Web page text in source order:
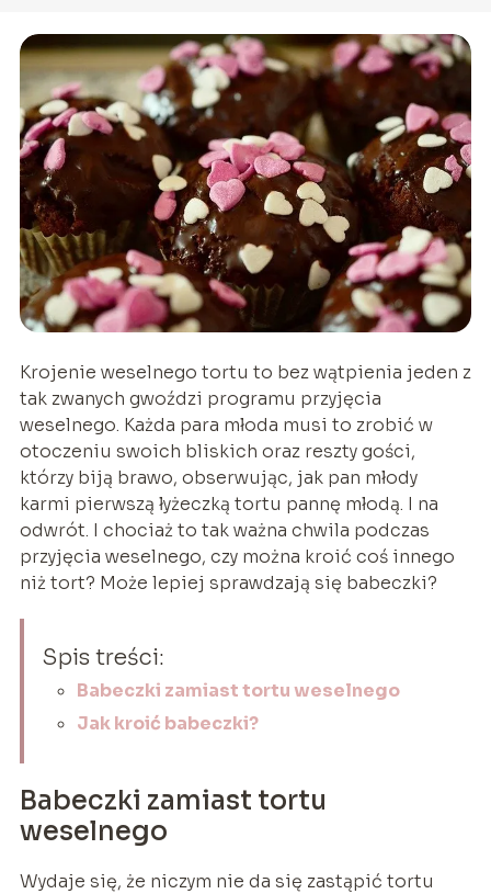
Krojenie weselnego tortu to bez wątpienia jeden z
tak zwanych gwoździ programu przyjęcia
weselnego. Każda para młoda musi to zrobić w
otoczeniu swoich bliskich oraz reszty gości,
którzy biją brawo, obserwując, jak pan młody
karmi pierwszą łyżeczką tortu pannę młodą. I na
odwrót. I chociaż to tak ważna chwila podczas
przyjęcia weselnego, czy można kroić coś innego
niż tort? Może lepiej sprawdzają się babeczki?
Spis treści:
Babeczki zamiast tortu weselnego
Jak kroić babeczki?
Babeczki zamiast tortu
weselnego
Wydaje się, że niczym nie da się zastąpić tortu